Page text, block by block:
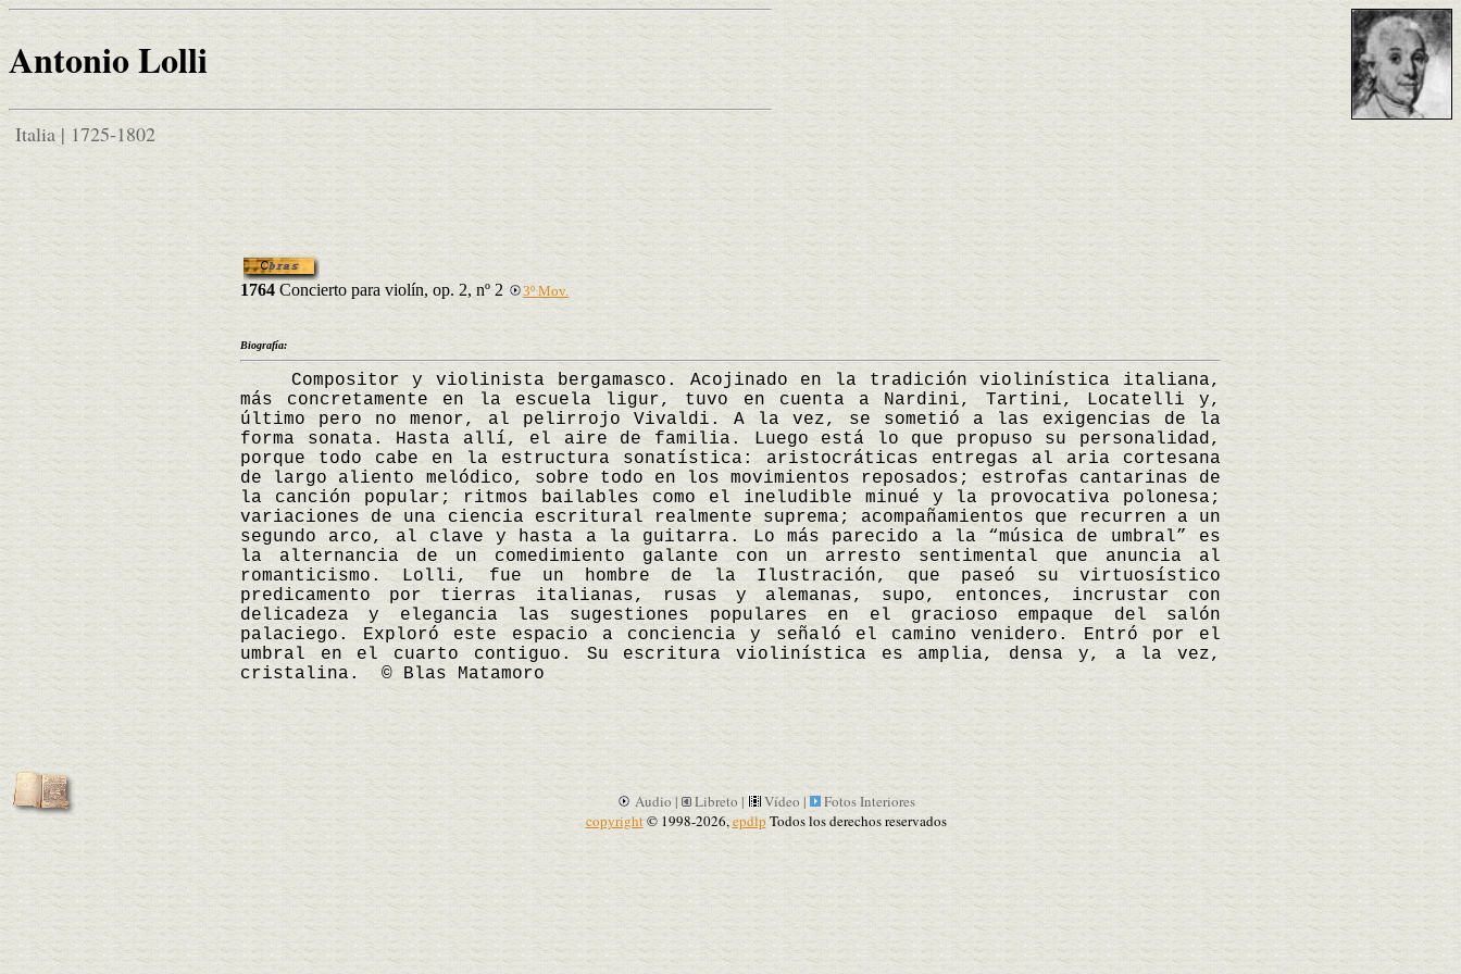
Antonio Lolli
Italia | 1725-1802
1764 Concierto para violín, op. 2, nº 2 3º Mov.
Biografía:
Compositor y violinista bergamasco. Acojinado en la tradición violinística italiana,
más concretamente en la escuela ligur, tuvo en cuenta a Nardini, Tartini, Locatelli y,
último pero no menor, al pelirrojo Vivaldi. A la vez, se sometió a las exigencias de la
forma sonata. Hasta allí, el aire de familia. Luego está lo que propuso su personalidad,
porque todo cabe en la estructura sonatística: aristocráticas entregas al aria cortesana
de largo aliento melódico, sobre todo en los movimientos reposados; estrofas cantarinas de
la canción popular; ritmos bailables como el ineludible minué y la provocativa polonesa;
variaciones de una ciencia escritural realmente suprema; acompañamientos que recurren a un
segundo arco, al clave y hasta a la guitarra. Lo más parecido a la “música de umbral” es
la alternancia de un comedimiento galante con un arresto sentimental que anuncia al
romanticismo. Lolli, fue un hombre de la Ilustración, que paseó su virtuosístico
predicamento por tierras italianas, rusas y alemanas, supo, entonces, incrustar con
delicadeza y elegancia las sugestiones populares en el gracioso empaque del salón
palaciego. Exploró este espacio a conciencia y señaló el camino venidero. Entró por el
umbral en el cuarto contiguo. Su escritura violinística es amplia, densa y, a la vez,
cristalina. © Blas Matamoro
Audio | Libreto | Vídeo |
Fotos Interiores
copyright© 1998-2026,epdlp Todos los derechos reservados